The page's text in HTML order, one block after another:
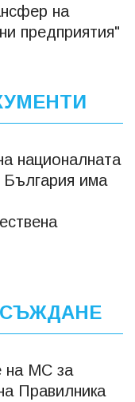
на
предприятия"
националната
България има
на МС за
Правилника